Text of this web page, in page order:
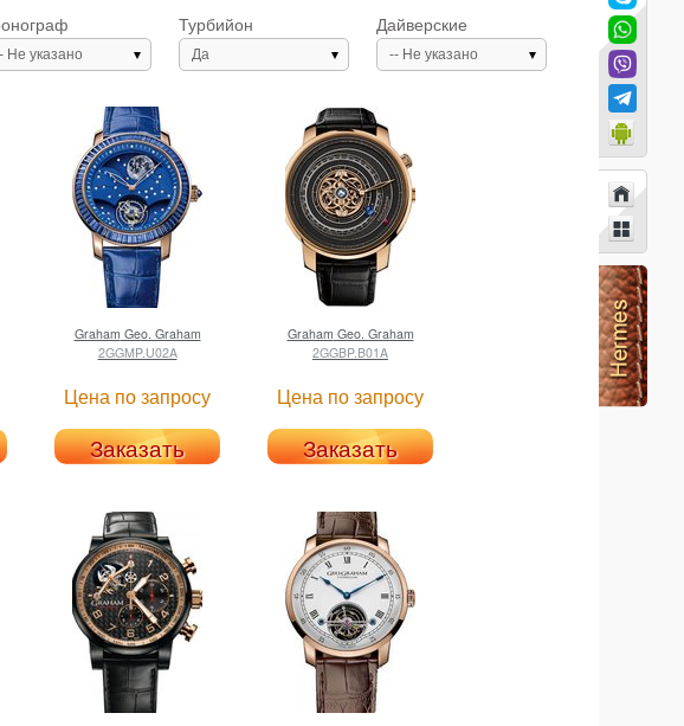
Не указано
Турбийон
Да
Дайверские
-- Не указано
Graham Geo. Graham
2GGMP.U02A
Цена по запросу
Заказать
Graham Geo. Graham
2GGBP.B01A
Цена по запросу
Заказать